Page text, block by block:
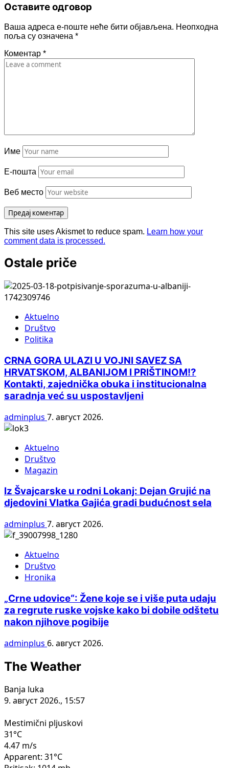
Оставите одговор
Ваша адреса е-поште неће бити објављена. Неопходна
поља су означена *
Коментар *
Име
Е-пошта
Веб место
This site uses Akismet to reduce spam. Learn how your
comment data is processed.
Ostale priče
Aktuelno
Društvo
Politika
CRNA GORA ULAZI U VOJNI SAVEZ SA
HRVATSKOM, ALBANIJOM I PRIŠTINOM!?
Kontakti, zajednička obuka i institucionalna
saradnja već su uspostavljeni
adminplus 7. август 2026.
Aktuelno
Društvo
Magazin
Iz Švajcarske u rodni Lokanj: Dejan Grujić na
djedovini Vlatka Gajića gradi budućnost sela
adminplus 7. август 2026.
Aktuelno
Društvo
Hronika
„Crne udovice“: Žene koje se i više puta udaju
za regrute ruske vojske kako bi dobile odštetu
nakon njihove pogibije
adminplus 6. август 2026.
The Weather
Banja luka
9. август 2026., 15:57
Mestimični pljuskovi
31°C
4.47 m/s
Apparent: 31°C